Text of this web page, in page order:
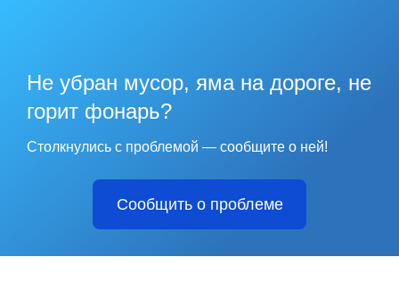
Не убран мусор, яма на дороге, не
горит фонарь?
Столкнулись с проблемой — сообщите о ней!
Сообщить о проблеме